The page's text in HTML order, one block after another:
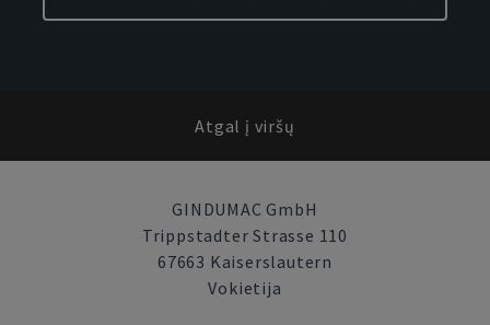
Atgal į viršų
GINDUMAC GmbH
Trippstadter Strasse 110
67663 Kaiserslautern
Vokietija